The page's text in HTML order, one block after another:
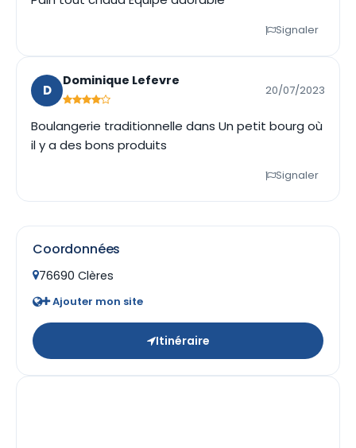
Signaler
D
Dominique Lefevre
20/07/2023
Boulangerie traditionnelle dans Un petit bourg où
il y a des bons produits
Signaler
Coordonnées
76690 Clères
Ajouter mon site
Itinéraire